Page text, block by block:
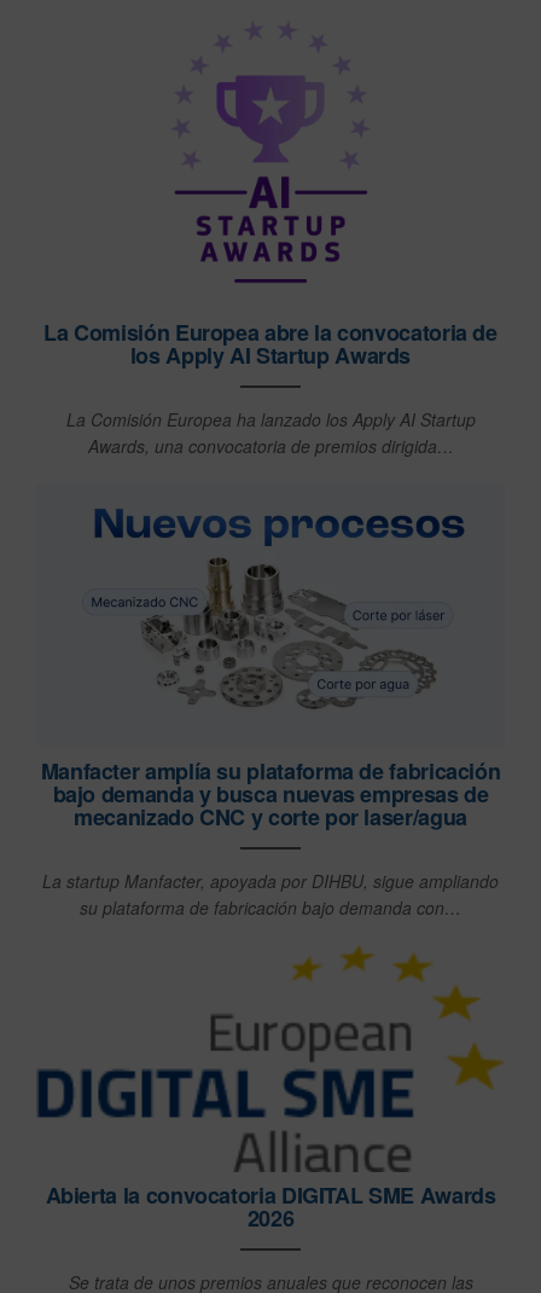
La Comisión Europea abre la convocatoria de
los Apply AI Startup Awards
La Comisión Europea ha lanzado los Apply AI Startup
Awards, una convocatoria de premios dirigida…
Manfacter amplía su plataforma de fabricación
bajo demanda y busca nuevas empresas de
mecanizado CNC y corte por laser/agua
La startup Manfacter, apoyada por DIHBU, sigue ampliando
su plataforma de fabricación bajo demanda con…
Abierta la convocatoria DIGITAL SME Awards
2026
Se trata de unos premios anuales que reconocen las